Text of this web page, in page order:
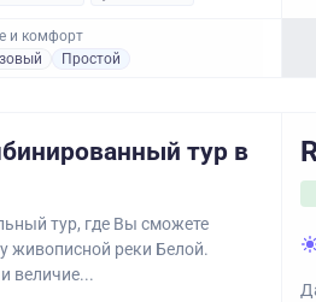
и комфорт
Простой
тур в
тур, где Вы сможете
живописной реки Белой.
величие...